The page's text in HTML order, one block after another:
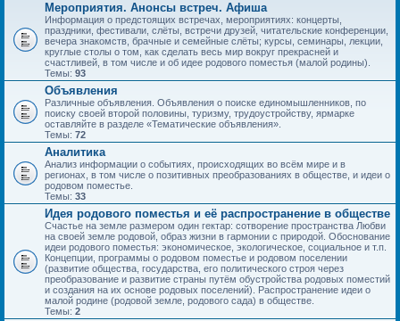
Мероприятия. Анонсы встреч. Афиша
Информация о предстоящих встречах, мероприятиях: концерты,
праздники, фестивали, слёты, встречи друзей, читательские конференции,
вечера знакомств, брачные и семейные слёты; курсы, семинары, лекции,
круглые столы о том, как сделать весь мир вокруг прекрасней и
счастливей, в том числе и об идее родового поместья (малой родины).
Темы: 93
Объявления
Различные объявления. Объявления о поиске единомышленников, по
поиску своей второй половины, туризму, трудоустройству, ярмарке
оставляйте в разделе «Тематические объявления».
Темы: 72
Аналитика
Анализ информации о событиях, происходящих во всём мире и в
регионах, в том числе о позитивных преобразованиях в обществе, и идеи о
родовом поместье.
Темы: 33
Идея родового поместья и её распространение в обществе
Счастье на земле размером один гектар: сотворение пространства Любви
на своей земле родовой, образ жизни в гармонии с природой. Обоснование
идеи родового поместья: экономическое, экологическое, социальное и т.п.
Концепции, программы о родовом поместье и родовом поселении
(развитие общества, государства, его политического строя через
преобразование и развитие страны путём обустройства родовых поместий
и создания на их основе родовых поселений). Распространение идеи о
малой родине (родовой земле, родового сада) в обществе.
Темы: 2